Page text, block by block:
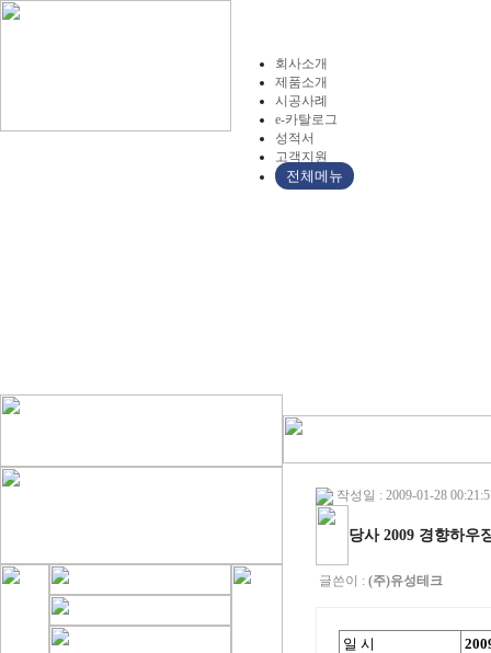
회사소개
제품소개
시공사례
e-카탈로그
성적서
고객지원
전체메뉴
작성일 : 2009-01-28
당사 2009 경향하우
글쓴이 : (주)유성테크
일 시